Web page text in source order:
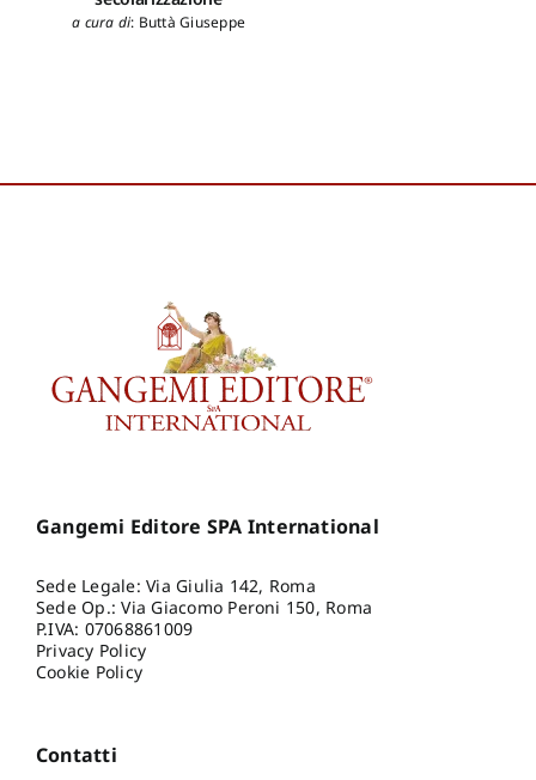
a cura di: Buttà Giuseppe
Gangemi Editore SPA International
Sede Legale: Via Giulia 142, Roma
Sede Op.: Via Giacomo Peroni 150, Roma
P.IVA: 07068861009
Privacy Policy
Cookie Policy
Contatti